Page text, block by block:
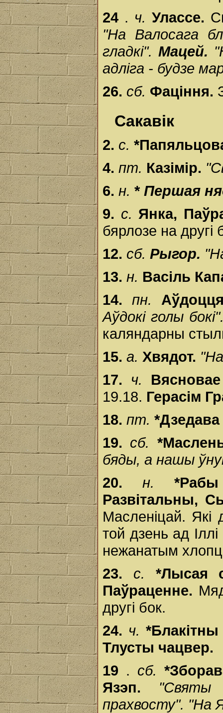
24 . ч. Улассе.
"На Валосага
гладкі". Мацей.
адліга - будзе
26. сб. Фаціння.
Сакавік
2. с.
4. пт. Казімір.
6. н. * Першая
9. с. Янка,
бярлозе на другі
12. сб. Рыгор.
13. н. Васіль
14. пн.
Аўдокі голы
каляндарны
15. а. Хвядот.
17. ч.
19.18. Герасім
18. пт. *Дзедава
19. сб.
бяды, а нашы
20.н.
Развітальны,
Масленіцай.
той дзень ад
нежанатым
23. с. *Лысая
Паўраценне.
другі бок.
24. ч.
Тлусты чацвер.
19 . сб.
Язэп.
прахвосту". "На